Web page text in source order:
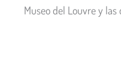
Museo del Louvre y